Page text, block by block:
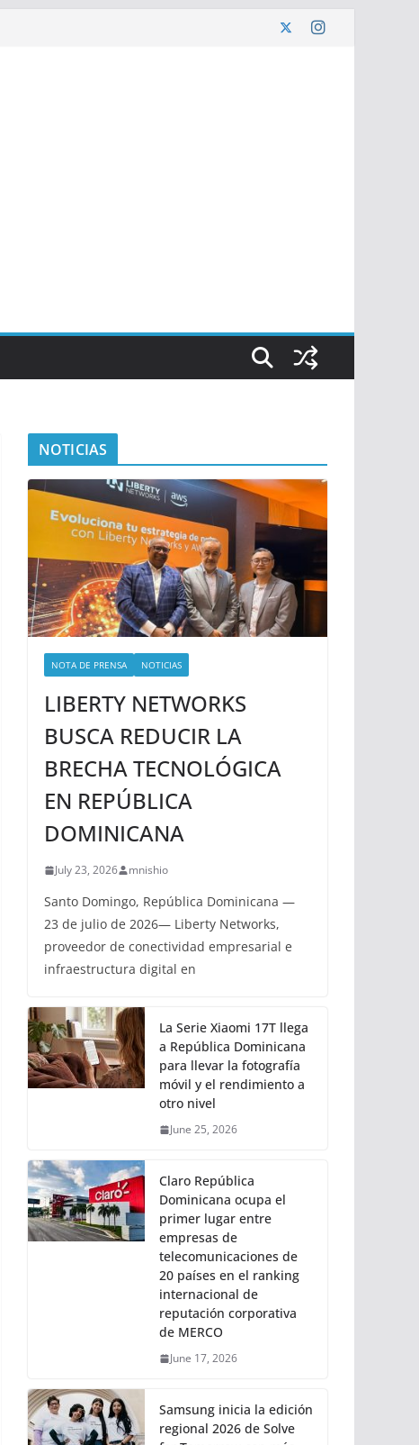
NOTICIAS
NOTA DE PRENSA NOTICIAS
LIBERTY NETWORKS
BUSCA REDUCIR LA
BRECHA TECNOLÓGICA
EN REPÚBLICA
DOMINICANA
July 23, 2026 mnishio
Santo Domingo, República Dominicana —
23 de julio de 2026— Liberty Networks,
proveedor de conectividad empresarial e
infraestructura digital en
La Serie Xiaomi 17T llega
a República Dominicana
para llevar la fotografía
móvil y el rendimiento a
otro nivel
June 25, 2026
Claro República
Dominicana ocupa el
primer lugar entre
empresas de
telecomunicaciones de
20 países en el ranking
internacional de
reputación corporativa
de MERCO
June 17, 2026
Samsung inicia la edición
regional 2026 de Solve